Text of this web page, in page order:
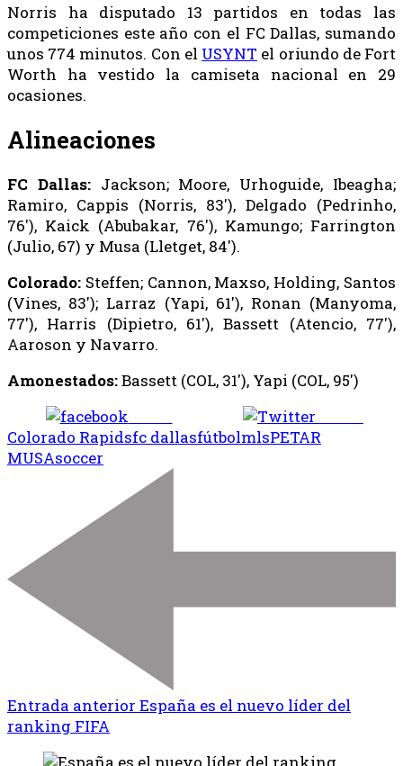
Norris ha disputado 13 partidos en todas las
competiciones este año con el FC Dallas, sumando
unos 774 minutos. Con el USYNT el oriundo de Fort
Worth ha vestido la camiseta nacional en 29
ocasiones.
Alineaciones
FC Dallas:Jackson; Moore, Urhoguide, Ibeagha;
Ramiro, Cappis (Norris, 83′), Delgado (Pedrinho,
76′), Kaick (Abubakar, 76′), Kamungo; Farrington
(Julio, 67) y Musa (Lletget, 84′).
Colorado: Steffen; Cannon, Maxso, Holding, Santos
(Vines, 83′); Larraz (Yapi, 61′), Ronan (Manyoma,
77′), Harris (Dipietro, 61′), Bassett (Atencio, 77′),
Aaroson y Navarro.
Amonestados:Bassett (COL, 31′), Yapi (COL, 95′)
Colorado Rapidsfc dallasfútbolmlsPETAR
MUSAsoccer
Entrada anterior España es el nuevo líder del
ranking FIFA